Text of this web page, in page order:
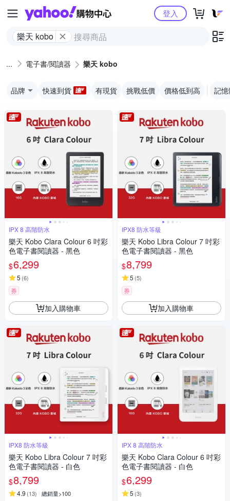
Yahoo購物中心
樂天 kobo
登入
電子書/閱讀器 樂天 kobo
品牌 快速到貨 有現貨 挑戰低價 價格低到高 記
IPX 8 高階防水
樂天 Kobo Clara Colour 6 吋彩
色電子書閱讀器 - 黑色
$6,299
5 (6)
券
加入購物車
IPX8 防水等級
樂天 Kobo Libra Colour 7 吋彩
色電子書閱讀器 - 白色
$8,799
4.9 (13) 總銷量>100
IPX8 防水等級
樂天 Kobo Libra Colour 7 吋彩
色電子書閱讀器 - 黑色
$8,799
5 (5)
券
加入購物車
IPX 8 高階防水
樂天 Kobo Clara Colour 6 吋彩
色電子書閱讀器 - 白色
$6,299
5 (3)